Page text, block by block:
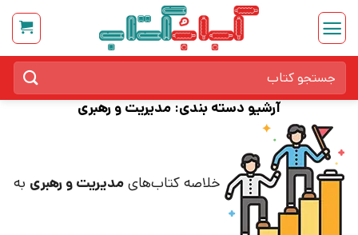
Skip
content
برای:
آرشیو دسته بندی: مدیریت و رهبری
خلاصه کتاب‌هایمدیریت و رهبری به